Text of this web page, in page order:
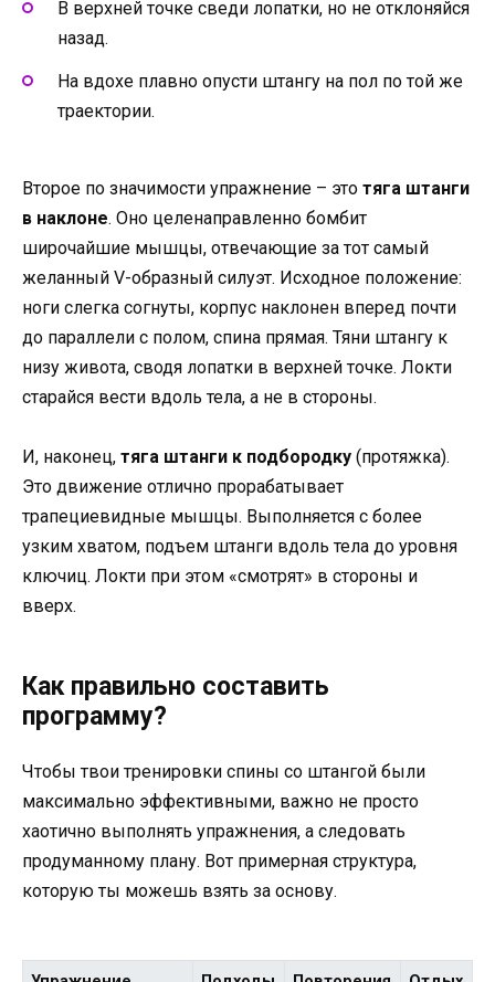
В верхней точке сведи лопатки, но не отклоняйся
назад.
На вдохе плавно опусти штангу на пол по той же
траектории.
Второе по значимости упражнение – это тяга штанги
в наклоне. Оно целенаправленно бомбит
широчайшие мышцы, отвечающие за тот самый
желанный V-образный силуэт. Исходное положение:
ноги слегка согнуты, корпус наклонен вперед почти
до параллели с полом, спина прямая. Тяни штангу к
низу живота, сводя лопатки в верхней точке. Локти
старайся вести вдоль тела, а не в стороны.
И, наконец, тяга штанги к подбородку (протяжка).
Это движение отлично прорабатывает
трапециевидные мышцы. Выполняется с более
узким хватом, подъем штанги вдоль тела до уровня
ключиц. Локти при этом «смотрят» в стороны и
вверх.
Как правильно составить
программу?
Чтобы твои тренировки спины со штангой были
максимально эффективными, важно не просто
хаотично выполнять упражнения, а следовать
продуманному плану. Вот примерная структура,
которую ты можешь взять за основу.